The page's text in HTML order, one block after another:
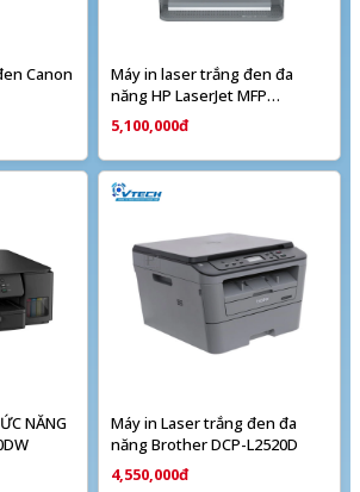
Canon
Máy in laser trắng đen đa
năng HP LaserJet MFP
M236dw Wifi (9YF95A)
5,100,000đ
NĂNG
Máy in Laser trắng đen đa
năng Brother DCP-L2520D
4,550,000đ